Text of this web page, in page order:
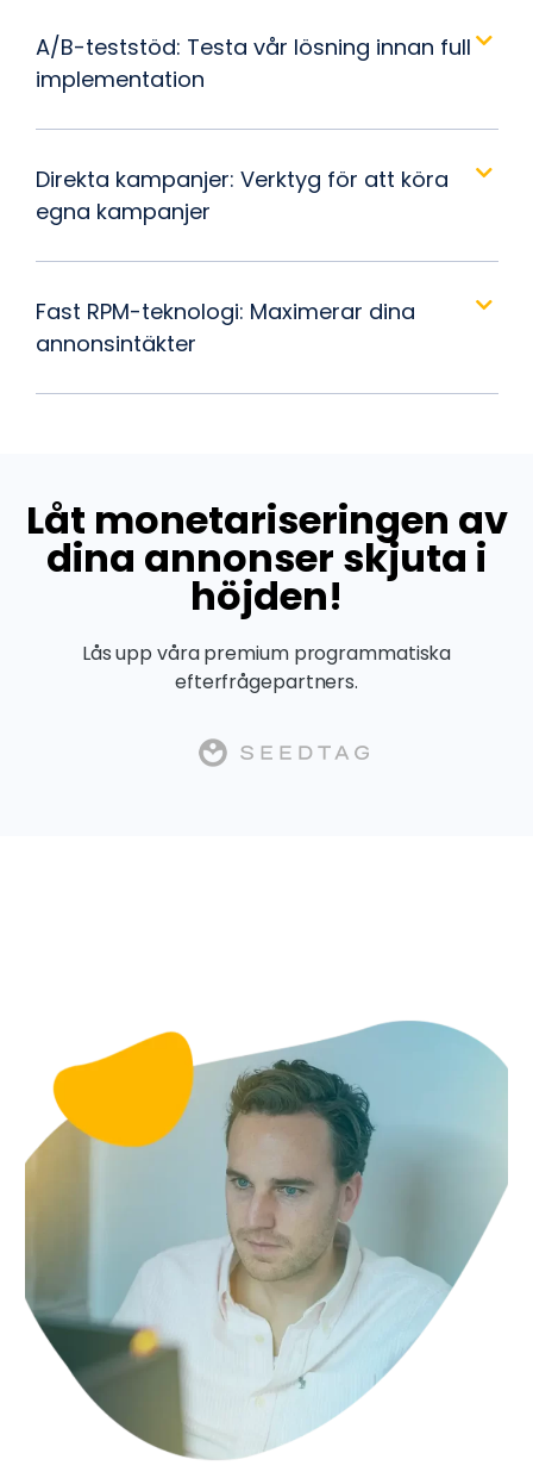
A/B-teststöd: Testa vår lösning innan full
implementation
Direkta kampanjer: Verktyg för att köra
egna kampanjer
Fast RPM-teknologi: Maximerar dina
annonsintäkter
Låt monetariseringen av
dina annonser skjuta i
höjden!
Lås upp våra premium programmatiska
efterfrågepartners.